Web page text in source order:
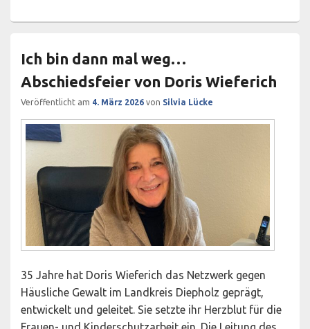
Ich bin dann mal weg…
Abschiedsfeier von Doris Wieferich
Veröffentlicht am 4. März 2026 von Silvia Lücke
35 Jahre hat Doris Wieferich das Netzwerk gegen
Häusliche Gewalt im Landkreis Diepholz geprägt,
entwickelt und geleitet. Sie setzte ihr Herzblut für die